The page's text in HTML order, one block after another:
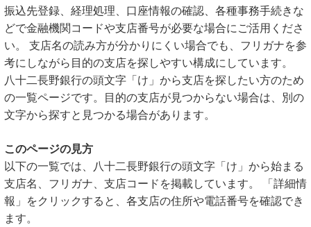
振込先登録、経理処理、口座情報の確認、各種事務手続きな
どで金融機関コードや支店番号が必要な場合にご活用くださ
い。 支店名の読み方が分かりにくい場合でも、フリガナを参
考にしながら目的の支店を探しやすい構成にしています。
八十二長野銀行の頭文字「け」から支店を探したい方のため
の一覧ページです。目的の支店が見つからない場合は、別の
文字から探すと見つかる場合があります。
このページの見方
以下の一覧では、八十二長野銀行の頭文字「け」から始まる
支店名、フリガナ、支店コードを掲載しています。 「詳細情
報」をクリックすると、各支店の住所や電話番号を確認でき
ます。